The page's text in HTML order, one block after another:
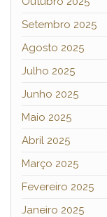
Setembro 2025
Agosto 2025
Julho 2025
Junho 2025
Maio 2025
Abril 2025
Março 2025
Fevereiro 2025
Janeiro 2025